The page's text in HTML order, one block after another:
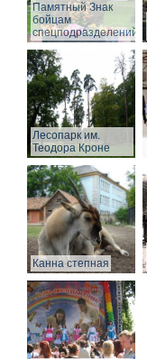
Памятный Знак
бойцам
спецподразделений
Лесопарк им.
Теодора Кроне
Канна степная